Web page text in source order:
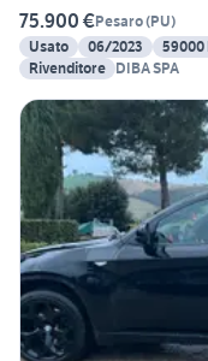
75.900 €Pesaro(PU)
Usato
06/2023 59000
Rivenditore DIBA SPA